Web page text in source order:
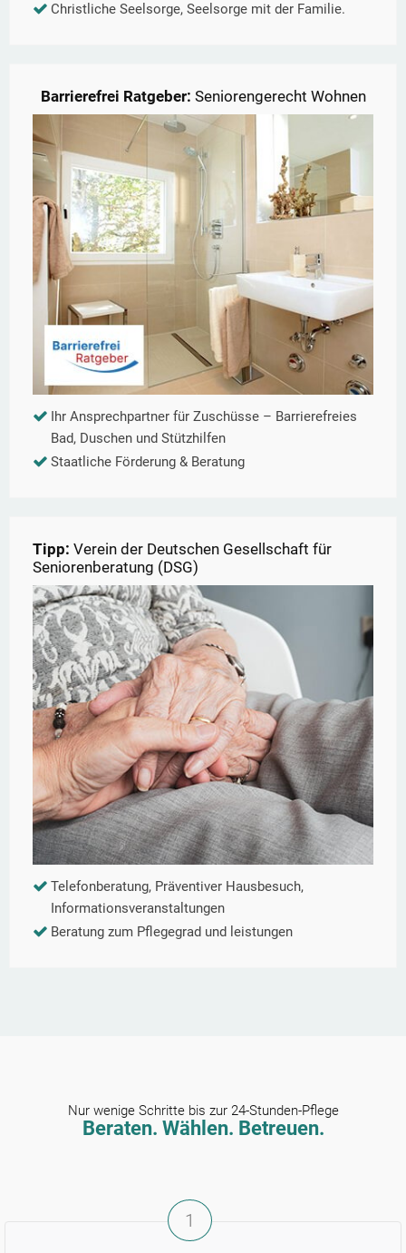
Christliche Seelsorge, Seelsorge mit der Familie.
Barrierefrei Ratgeber: Seniorengerecht Wohnen
Ihr Ansprechpartner für Zuschüsse – Barrierefreies
Bad, Duschen und Stützhilfen
Staatliche Förderung & Beratung
Tipp: Verein der Deutschen Gesellschaft für
Seniorenberatung (DSG)
Telefonberatung, Präventiver Hausbesuch,
Informationsveranstaltungen
Beratung zum Pflegegrad und leistungen
Nur wenige Schritte bis zur 24-Stunden-Pflege
Beraten. Wählen. Betreuen.
1